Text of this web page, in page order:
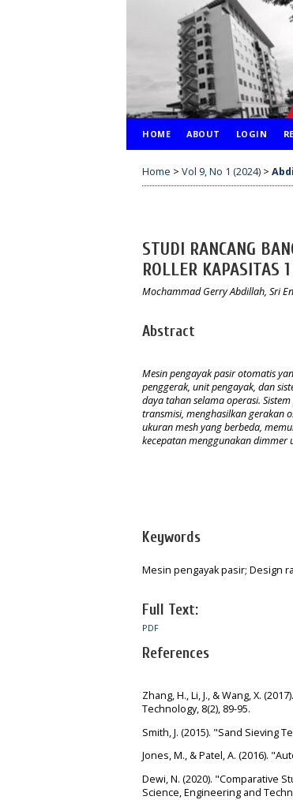
HOME ABOUT LOGIN
Home > Vol 9, No 1 (2024) >
STUDI RANCANG
ROLLER KAPASITAS
Mochammad Gerry Abdillah, Sri
Abstract
Mesin pengayak pasir otomatis
penggerak, unit pengayak, dan
daya tahan selama operasi.
transmisi, menghasilkan gerakan
ukuran mesh yang berbeda,
kecepatanmenggunakandimmer
Keywords
Mesin pengayak pasir; Design
Full Text:
PDF
References
Zhang, H., Li, J., & Wang, X.
Technology, 8(2), 89-95.
Smith, J. (2015). "Sand Sieving
Jones, M., & Patel, A. (2016).
Dewi, N. (2020). "Comparative
Science, Engineering and